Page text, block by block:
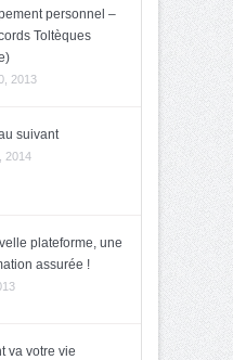
personnel –
Toltèques
2013
suivant
2014
plateforme, une
assurée !
va votre vie